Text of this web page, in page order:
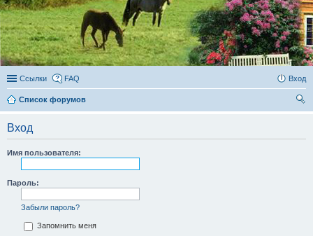
Ссылки FAQ Вход
Список форумов
Вход
Имя пользователя:
Пароль:
Забыли пароль?
Запомнить меня